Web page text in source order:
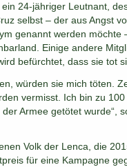
24-jähriger Leutnant,
selbst – der aus Angst
genannt werden möchte
Einige andere
befürchtet, dass sie tot
würden sie mich töten.
vermisst. Ich bin zu
Armee getötet wurde“,
Volk der Lenca, die
für eine Kampagne